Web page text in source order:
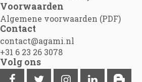
Voorwaarden
Algemene voorwaarden (PDF)
Contact
contact@agami.nl
+31 6 23 26 3078
Volg ons